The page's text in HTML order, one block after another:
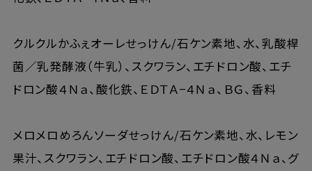
クルクルかふぇオーレせっけん/石ケン素地、水、乳酸桿
菌／乳発酵液（牛乳）、スクワラン、エチドロン酸、エチ
ドロン酸４Ｎａ、酸化鉄、ＥＤＴＡ−４Ｎａ、ＢＧ、香料
メロメロめろんソーダせっけん/石ケン素地、水、レモン
果汁、スクワラン、エチドロン酸、エチドロン酸４Ｎａ、グ